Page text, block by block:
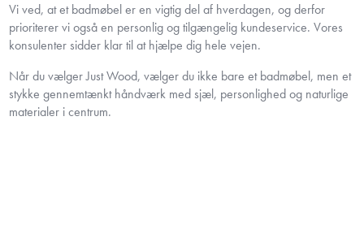
Vi ved, at et badmøbel er en vigtig del af hverdagen, og derfor
prioriterer vi også en personlig og tilgængelig kundeservice. Vores
konsulenter sidder klar til at hjælpe dig hele vejen.
Når du vælger Just Wood, vælger du ikke bare et badmøbel, men et
stykke gennemtænkt håndværk med sjæl, personlighed og naturlige
materialer i centrum.